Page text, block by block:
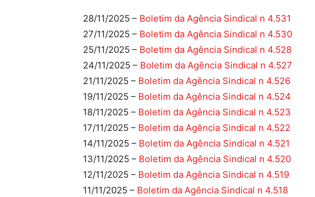
28/11/2025 – Boletim da Agência Sindical n 4.531
27/11/2025 – Boletim da Agência Sindical n 4.530
25/11/2025 – Boletim da Agência Sindical n 4.528
24/11/2025 – Boletim da Agência Sindical n 4.527
21/11/2025 – Boletim da Agência Sindical n 4.526
19/11/2025 – Boletim da Agência Sindical n 4.524
18/11/2025 – Boletim da Agência Sindical n 4.523
17/11/2025 – Boletim da Agência Sindical n 4.522
14/11/2025 – Boletim da Agência Sindical n 4.521
13/11/2025 – Boletim da Agência Sindical n 4.520
12/11/2025 – Boletim da Agência Sindical n 4.519
11/11/2025 – Boletim da Agência Sindical n 4.518